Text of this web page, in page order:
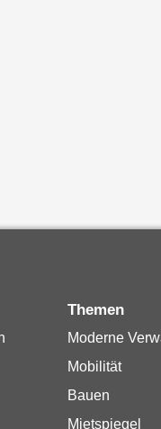
Themen
Moderne
Mobilität
Bauen
Mietspiegel